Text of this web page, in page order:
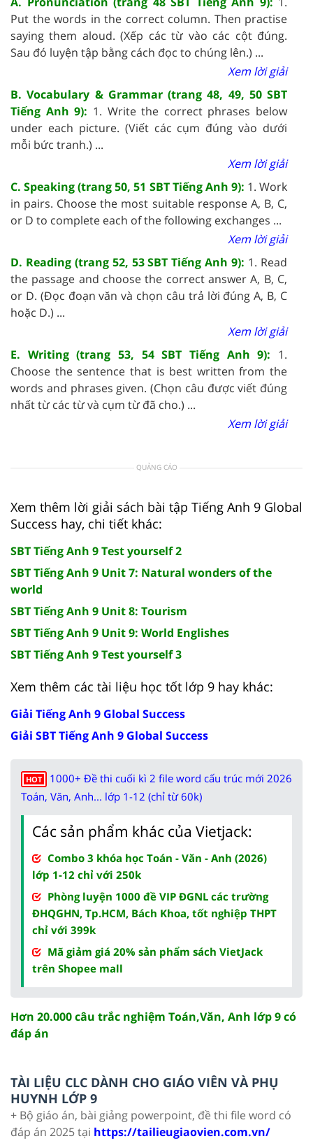
Put the words in the correct column. Then practise
saying them aloud. (Xếp các từ vào các cột đúng.
Sau đó luyện tập bằng cách đọc to chúng lên.) ...
Xem lời giải
B. Vocabulary & Grammar (trang 48, 49, 50 SBT
Tiếng Anh 9): 1. Write the correct phrases below
under each picture. (Viết các cụm đúng vào dưới
mỗi bức tranh.) ...
Xem lời giải
C. Speaking (trang 50, 51 SBT Tiếng Anh 9): 1. Work
in pairs. Choose the most suitable response A, B, C,
or D to complete each of the following exchanges ...
Xem lời giải
D. Reading (trang 52, 53 SBT Tiếng Anh 9): 1. Read
the passage and choose the correct answer A, B, C,
or D. (Đọc đoạn văn và chọn câu trả lời đúng A, B, C
hoặc D.) ...
Xem lời giải
E. Writing (trang 53, 54 SBT Tiếng Anh 9): 1.
Choose the sentence that is best written from the
words and phrases given. (Chọn câu được viết đúng
nhất từ các từ và cụm từ đã cho.) ...
Xem lời giải
QUẢNG CÁO
Xem thêm lời giải sách bài tập Tiếng Anh 9 Global
Success hay, chi tiết khác:
SBT Tiếng Anh 9 Test yourself 2
SBT Tiếng Anh 9 Unit 7: Natural wonders of the
world
SBT Tiếng Anh 9 Unit 8: Tourism
SBT Tiếng Anh 9 Unit 9: World Englishes
SBT Tiếng Anh 9 Test yourself 3
Xem thêm các tài liệu học tốt lớp 9 hay khác:
Giải Tiếng Anh 9 Global Success
Giải SBT Tiếng Anh 9 Global Success
HOT
1000+ Đề thi cuối kì 2 file word cấu trúc mới 2026
Toán, Văn, Anh... lớp 1-12 (chỉ từ 60k)
Các sản phẩm khác của Vietjack:
Combo 3 khóa học Toán - Văn - Anh (2026)
lớp 1-12 chỉ với 250k
Phòng luyện 1000 đề VIP ĐGNL các trường
ĐHQGHN, Tp.HCM, Bách Khoa, tốt nghiệp THPT
chỉ với 399k
Mã giảm giá 20% sản phẩm sách VietJack
trên Shopee mall
Hơn 20.000 câu trắc nghiệm Toán,Văn, Anh lớp 9 có
đáp án
TÀI LIỆU CLC DÀNH CHO GIÁO VIÊN VÀ PHỤ
HUYNH LỚP 9
+ Bộ giáo án, bài giảng powerpoint, đề thi file word có
đáp án 2025 tại https://tailieugiaovien.com.vn/